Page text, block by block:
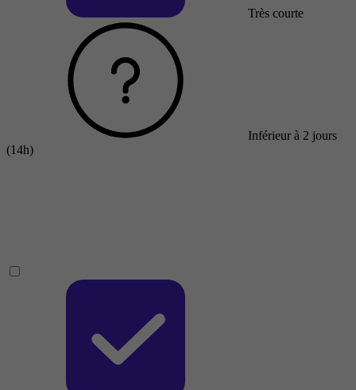
Très courte
Inférieur à 2 jours
(14h)